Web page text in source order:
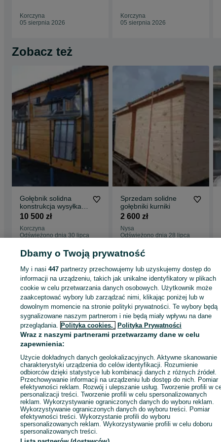
problemu może leżeć dłuższy okres czasu. Jakość materiału to
podstawa.
Korczyna
05 sierpnia 2026
Korczyna
05 sierpnia 2026
Zobacz też
Gołębnik solidna
konstrukcja wysyłka
gratis 200cm / 500cm
10 500 zł
Korczyna
Odświeżono dnia 30 lipca
Sprzedam solidne
gołębniki kurniki
2 600 zł
Nysa
Odświeżono dnia 28 lipca
Strona główna Zwierzęta Akcesoria dla zwierząt
Akcesoria dla ptaków
Klatki i woliery
Klatki i woliery - Podkarpackie Klatki i woliery - Korczyna
KATEGORIA
ID:886168917 Wyświetlenia:
Zadzwoń / SMS Wyślij wiadomość
Dbamy o Twoją prywatność
My i nasi447 partnerzy przechowujemy lub uzyskujemy dostęp do
informacji na urządzeniu, takich jak unikalne identyfikatory w plikach
cookie w celu przetwarzania danych osobowych. Użytkownik może
zaakceptować wybory lub zarządzać nimi, klikając poniżej lub w
dowolnym momencie na stronie polityki prywatności. Te wybory będą
sygnalizowane naszym partnerom i nie będą miały wpływu na dane
przeglądania. Polityka cookies, Polityka Prywatności
Wraz z naszymi partnerami przetwarzamy dane w celu
zapewnienia:
Użycie dokładnych danych geolokalizacyjnych. Aktywne skanowanie
charakterystyki urządzenia do celów identyfikacji. Rozumienie
odbiorców dzięki statystyce lub kombinacji danych z różnych źródeł.
Przechowywanie informacji na urządzeniu lub dostęp do nich. Pomiar
efektywności reklam. Rozwój i ulepszanie usług. Tworzenie profili w
personalizacji treści. Tworzenie profili w celu spersonalizowanych
reklam. Wykorzystywanie ograniczonych danych do wyboru reklam.
Wykorzystywanie ograniczonych danych do wyboru treści. Pomiar
efektywności treści. Wykorzystanie profili do wyboru
spersonalizowanych reklam. Wykorzystywanie profili w celu doboru
spersonalizowanych treści.